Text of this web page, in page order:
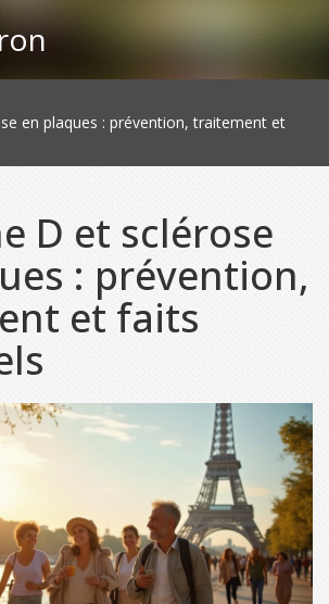
en plaques : prévention, traitement et
D et sclérose
: prévention,
et faits